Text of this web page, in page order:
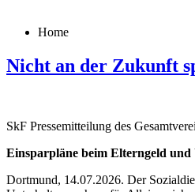
Home
Nicht an der Zukunft
SkF Pressemitteilung des
Einsparpläne beim Elterngeld
Dortmund, 14.07.2026. Der